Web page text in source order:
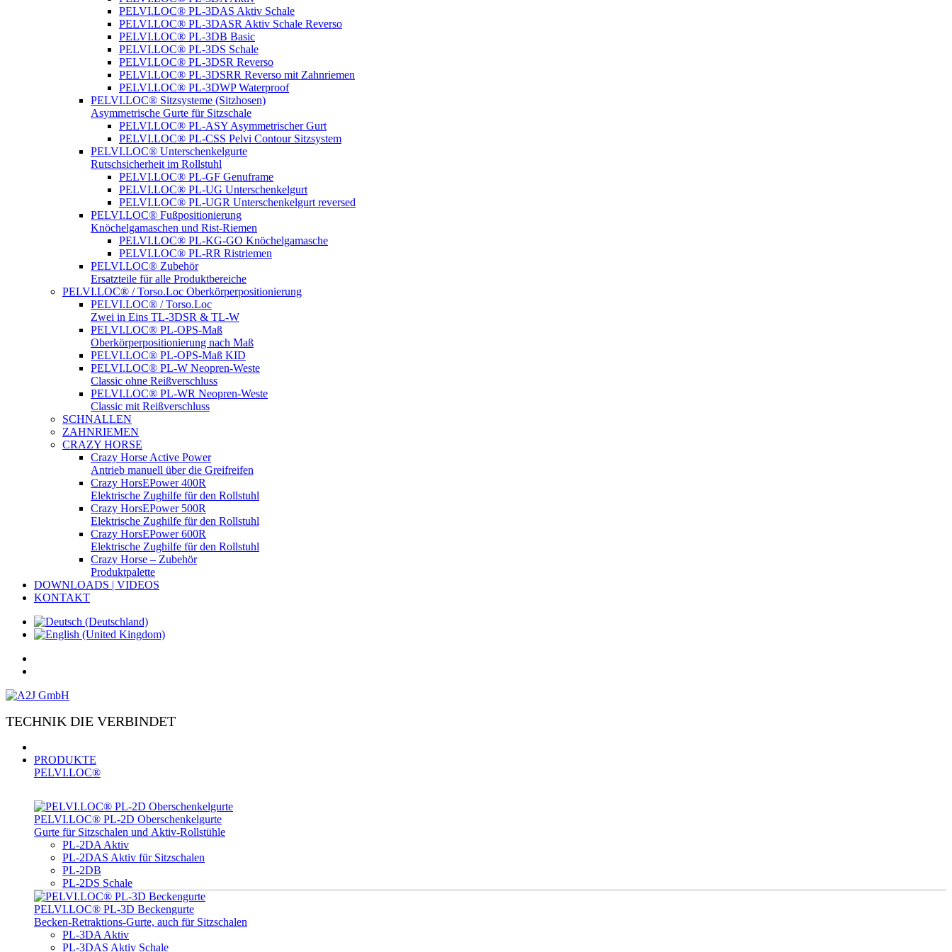
PELVI.LOC® PL-3DAS Aktiv Schale
PELVI.LOC® PL-3DASR Aktiv Schale Reverso
PELVI.LOC® PL-3DB Basic
PELVI.LOC® PL-3DS Schale
PELVI.LOC® PL-3DSR Reverso
PELVI.LOC® PL-3DSRR Reverso mit Zahnriemen
PELVI.LOC® PL-3DWP Waterproof
PELVI.LOC® Sitzsysteme (Sitzhosen)
Asymmetrische Gurte für Sitzschale
PELVI.LOC® PL-ASY Asymmetrischer Gurt
PELVI.LOC® PL-CSS Pelvi Contour Sitzsystem
PELVI.LOC® Unterschenkelgurte
Rutschsicherheit im Rollstuhl
PELVI.LOC® PL-GF Genuframe
PELVI.LOC® PL-UG Unterschenkelgurt
PELVI.LOC® PL-UGR Unterschenkelgurt reversed
PELVI.LOC® Fußpositionierung
Knöchelgamaschen und Rist-Riemen
PELVI.LOC® PL-KG-GO Knöchelgamasche
PELVI.LOC® PL-RR Ristriemen
PELVI.LOC® Zubehör
Ersatzteile für alle Produktbereiche
PELVI.LOC® / Torso.Loc Oberkörperpositionierung
PELVI.LOC® / Torso.Loc
Zwei in Eins TL-3DSR & TL-W
PELVI.LOC® PL-OPS-Maß
Oberkörperpositionierung nach Maß
PELVI.LOC® PL-OPS-Maß KID
PELVI.LOC® PL-W Neopren-Weste
Classic ohne Reißverschluss
PELVI.LOC® PL-WR Neopren-Weste
Classic mit Reißverschluss
SCHNALLEN
ZAHNRIEMEN
CRAZY HORSE
Crazy Horse Active Power
Antrieb manuell über die Greifreifen
Crazy HorsEPower 400R
Elektrische Zughilfe für den Rollstuhl
Crazy HorsEPower 500R
Elektrische Zughilfe für den Rollstuhl
Crazy HorsEPower 600R
Elektrische Zughilfe für den Rollstuhl
Crazy Horse – Zubehör
Produktpalette
DOWNLOADS | VIDEOS
KONTAKT
TECHNIK DIE VERBINDET
PRODUKTE
PELVI.LOC®
PELVI.LOC® PL-­2D Oberschenkelgurte
Gurte für Sitzschalen und Aktiv-Rollstühle
PL-2DA Aktiv
PL-2DAS Aktiv für Sitzschalen
PL-2DB
PL-2DS Schale
PELVI.LOC® PL-3D Beckengurte
Becken-Retraktions-Gurte, auch für Sitzschalen
PL-3DA Aktiv
PL-3DAS Aktiv Schale